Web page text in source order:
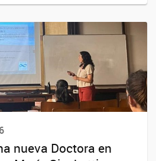
nueva Doctora en